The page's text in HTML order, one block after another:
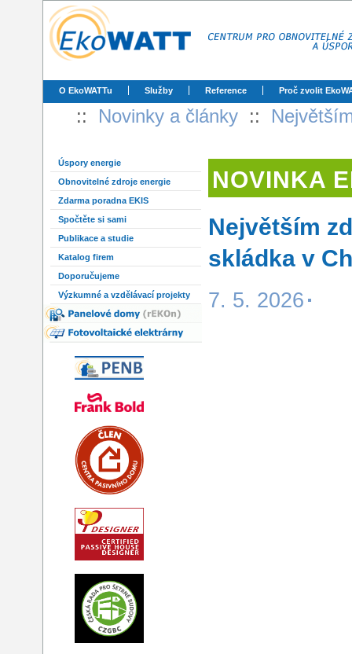
O EkoWATTu Služby Reference Proč zvolit
:: Novinky a články ::
Úspory energie
Obnovitelné zdroje energie
Zdarma poradna EKIS
Spočtěte si sami
Publikace a studie
Katalog firem
Doporučujeme
Výzkumné a vzdělávací projekty
NOVINKA
Největším
skládka v
7. 5. 2026